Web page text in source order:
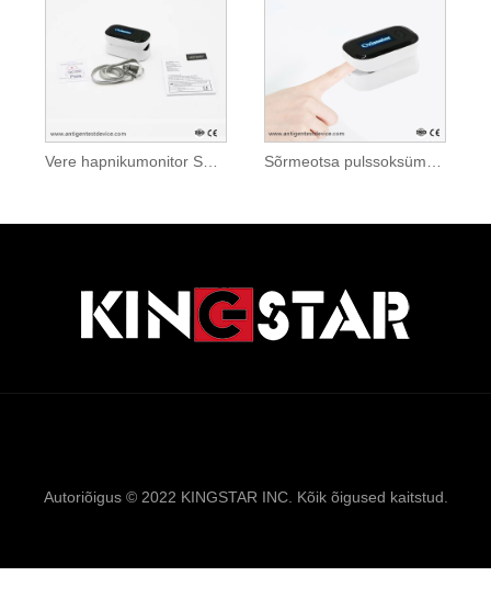
Vere hapnikumonitor SPO2 sõrmeotsa pulssoksümeeter
Autoriõigus © 2022 KINGSTAR INC. Kõik õigused kaitstud.